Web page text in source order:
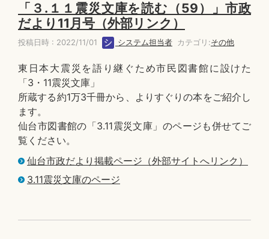
「３.１１震災文庫を読む（59）」市政
だより11月号（外部リンク）
投稿日時 : 2022/11/01 システム担当者 カテゴリ:その他
東日本大震災を語り継ぐため市民図書館に設けた
「3・11震災文庫」
所蔵する約1万3千冊から、よりすぐりの本をご紹介し
ます。
仙台市図書館の「3.11震災文庫」のページも併せてご
覧ください。
仙台市政だより掲載ページ（外部サイトへリンク）
3.11震災文庫のページ